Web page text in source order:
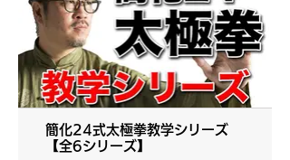
簡化24式太極拳教学シリーズ
【全6シリーズ】